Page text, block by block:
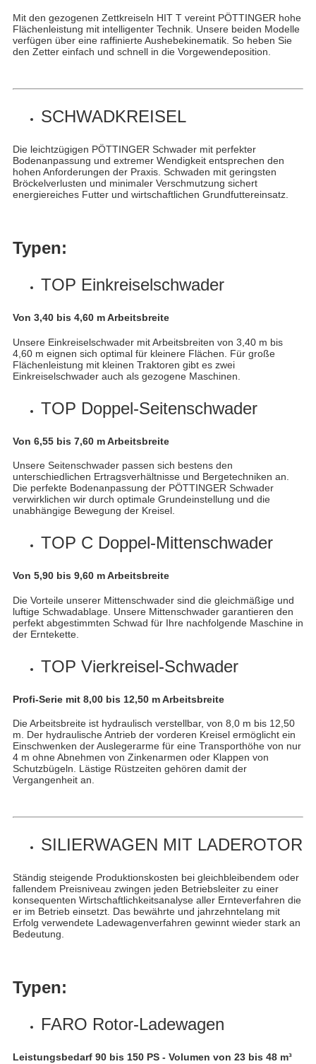
Mit den gezogenen Zettkreiseln HIT T vereint PÖTTINGER hohe
Flächenleistung mit intelligenter Technik. Unsere beiden Modelle
verfügen über eine raffinierte Aushebekinematik. So heben Sie
den Zetter einfach und schnell in die Vorgewendeposition.
SCHWADKREISEL
Die leichtzügigen PÖTTINGER Schwader mit perfekter
Bodenanpassung und extremer Wendigkeit entsprechen den
hohen Anforderungen der Praxis. Schwaden mit geringsten
Bröckelverlusten und minimaler Verschmutzung sichert
energiereiches Futter und wirtschaftlichen Grundfuttereinsatz.
Typen:
TOP Einkreiselschwader
Von 3,40 bis 4,60 m Arbeitsbreite
Unsere Einkreiselschwader mit Arbeitsbreiten von 3,40 m bis
4,60 m eignen sich optimal für kleinere Flächen. Für große
Flächenleistung mit kleinen Traktoren gibt es zwei
Einkreiselschwader auch als gezogene Maschinen.
TOP Doppel-Seitenschwader
Von 6,55 bis 7,60 m Arbeitsbreite
Unsere Seitenschwader passen sich bestens den
unterschiedlichen Ertragsverhältnisse und Bergetechniken an.
Die perfekte Bodenanpassung der PÖTTINGER Schwader
verwirklichen wir durch optimale Grundeinstellung und die
unabhängige Bewegung der Kreisel.
TOP C Doppel-Mittenschwader
Von 5,90 bis 9,60 m Arbeitsbreite
Die Vorteile unserer Mittenschwader sind die gleichmäßige und
luftige Schwadablage. Unsere Mittenschwader garantieren den
perfekt abgestimmten Schwad für Ihre nachfolgende Maschine in
der Erntekette.
TOP Vierkreisel-Schwader
Profi-Serie mit 8,00 bis 12,50 m Arbeitsbreite
Die Arbeitsbreite ist hydraulisch verstellbar, von 8,0 m bis 12,50
m. Der hydraulische Antrieb der vorderen Kreisel ermöglicht ein
Einschwenken der Auslegerarme für eine Transporthöhe von nur
4 m ohne Abnehmen von Zinkenarmen oder Klappen von
Schutzbügeln. Lästige Rüstzeiten gehören damit der
Vergangenheit an.
SILIERWAGEN MIT LADEROTOR
Ständig steigende Produktionskosten bei gleichbleibendem oder
fallendem Preisniveau zwingen jeden Betriebsleiter zu einer
konsequenten Wirtschaftlichkeitsanalyse aller Ernteverfahren die
er im Betrieb einsetzt. Das bewährte und jahrzehntelang mit
Erfolg verwendete Ladewagenverfahren gewinnt wieder stark an
Bedeutung.
Typen:
FARO Rotor-Ladewagen
Leistungsbedarf 90 bis 150 PS - Volumen von 23 bis 48 m³